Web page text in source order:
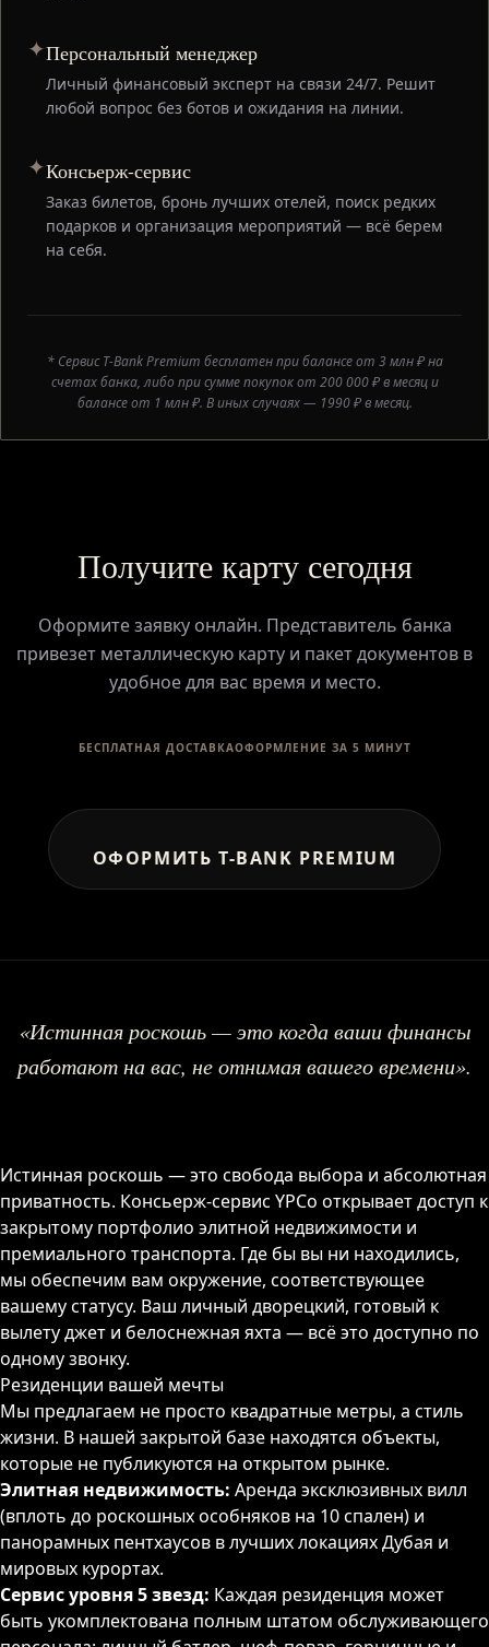
ГЛАВНАЯ
✦Персональный менеджер
Личный финансовый эксперт на связи 24/7. Решит
любой вопрос без ботов и ожидания на линии.
✦Консьерж-сервис
Заказ билетов, бронь лучших отелей, поиск редких
подарков и организация мероприятий — всё берем
на себя.
* Сервис T-Bank Premium бесплатен при балансе от 3 млн ₽ на
счетах банка, либо при сумме покупок от 200 000 ₽ в месяц и
балансе от 1 млн ₽. В иных случаях — 1990 ₽ в месяц.
Получите карту сегодня
Оформите заявку онлайн. Представитель банка
привезет металлическую карту и пакет документов в
удобное для вас время и место.
БЕСПЛАТНАЯ ДОСТАВКАОФОРМЛЕНИЕ ЗА 5 МИНУТ
ОФОРМИТЬ T-BANK PREMIUM
«Истинная роскошь — это когда ваши финансы
работают на вас, не отнимая вашего времени».
Истинная роскошь — это свобода выбора и абсолютная
приватность. Консьерж-сервис YPCo открывает доступ к
закрытому портфолио элитной недвижимости и
премиального транспорта. Где бы вы ни находились,
мы обеспечим вам окружение, соответствующее
вашему статусу. Ваш личный дворецкий, готовый к
вылету джет и белоснежная яхта — всё это доступно по
одному звонку.
Резиденции вашей мечты
Мы предлагаем не просто квадратные метры, а стиль
жизни. В нашей закрытой базе находятся объекты,
которые не публикуются на открытом рынке.
Элитная недвижимость: Аренда эксклюзивных вилл
(вплоть до роскошных особняков на 10 спален) и
панорамных пентхаусов в лучших локациях Дубая и
мировых курортах.
Сервис уровня 5 звезд: Каждая резиденция может
быть укомплектована полным штатом обслуживающего